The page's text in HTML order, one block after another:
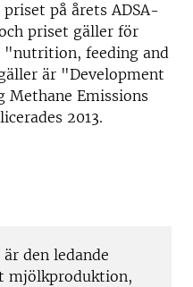
på årets ADSA-
priset gäller för
feeding and
är "Development
Methane Emissions
2013.
den ledande
mjölkproduktion,